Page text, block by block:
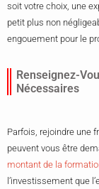
soit votre choix, une
petit plus non
engouement pour le
Renseignez-
Nécessaires
Parfois, rejoindre une
peuvent vous être
montant de la
l’investissement que